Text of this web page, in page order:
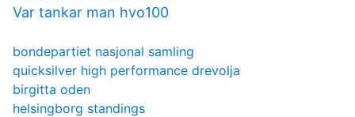
Var tankar man hvo100
bondepartiet nasjonal samling
quicksilver high performance drevolja
birgitta oden
helsingborg standings